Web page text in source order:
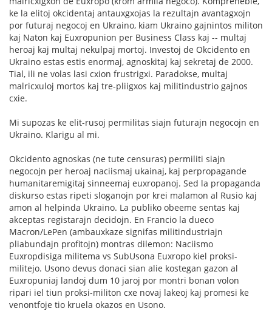
ke la elitoj okcidentaj antauxgxojas la rezultajn avantagxojn
por futuraj negocoj en Ukraino, kiam Ukraino gajnintos militon
kaj Naton kaj Euxropunion per Business Class kaj -- multaj
heroaj kaj multaj nekulpaj mortoj. Investoj de Okcidento en
Ukraino estas estis enormaj, agnoskitaj kaj sekretaj de 2000.
Tial, ili ne volas lasi cxion frustrigxi. Paradokse, multaj
malricxuloj mortos kaj tre-pliigxos kaj militindustrio gajnos
cxie.
Mi supozas ke elit-rusoj permilitas siajn futurajn negocojn en
Ukraino. Klarigu al mi.
Okcidento agnoskas (ne tute censuras) permiliti siajn
negocojn per heroaj naciismaj ukainaj, kaj perpropagande
humanitaremigitaj sinneemaj euxropanoj. Sed la propaganda
diskurso estas ripeti sloganojn por krei malamon al Rusio kaj
amon al helpinda Ukraino. La publiko obeeme sentas kaj
akceptas registarajn decidojn. En Francio la dueco
Macron/LePen (ambauxkaze signifas militindustriajn
pliabundajn profitojn) montras dilemon: Naciismo
Euxropdisiga militema vs SubUsona Euxropo kiel proksi-
militejo. Usono devus donaci sian alie kostegan gazon al
Euxropuniaj landoj dum 10 jaroj por montri bonan volon
ripari iel tiun proksi-militon cxe novaj lakeoj kaj promesi ke
venontfoje tio kruela okazos en Usono.